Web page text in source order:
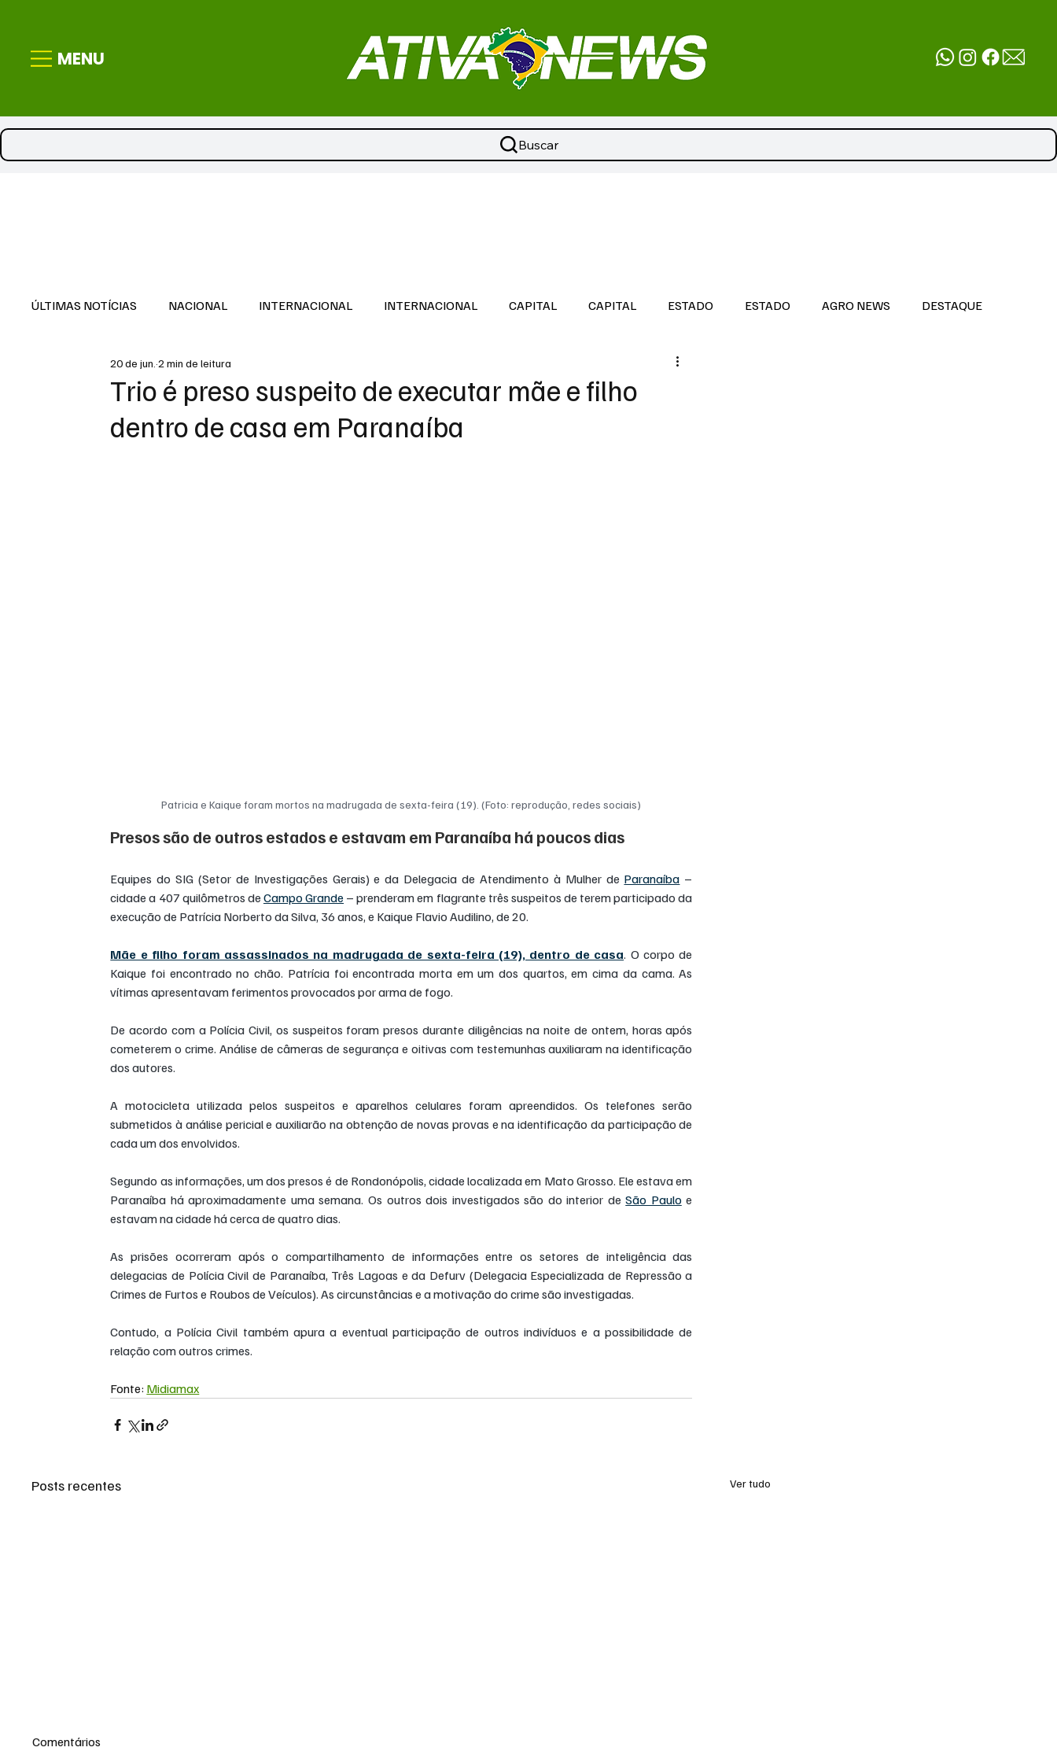
MENU
Buscar
ÚLTIMAS NOTÍCIAS NACIONAL INTERNACIONAL INTERNACIONAL CAPITAL CAPITAL ESTADO ESTADO AGRO NEWS DESTAQUE
DESTAQUE
Trio é preso suspeito de executar mãe e filho
dentro de casa em Paranaíba
20 de jun.2 min de leitura
Patricia e Kaique foram mortos na madrugada de sexta-feira (19). (Foto: reprodução, redes sociais)
Presos são de outros estados e estavam em Paranaíba há poucos dias
Equipes do SIG (Setor de Investigações Gerais) e da Delegacia de Atendimento à Mulher de Paranaíba –
cidade a 407 quilômetros de Campo Grande – prenderam em flagrante três suspeitos de terem participado da
execução de Patrícia Norberto da Silva, 36 anos, e Kaique Flavio Audilino, de 20.
Mãe e filho foram assassinados na madrugada de sexta-feira (19), dentro de casa. O corpo de
Kaique foi encontrado no chão. Patrícia foi encontrada morta em um dos quartos, em cima da cama. As
vítimas apresentavam ferimentos provocados por arma de fogo.
De acordo com a Polícia Civil, os suspeitos foram presos durante diligências na noite de ontem, horas após
cometerem o crime. Análise de câmeras de segurança e oitivas com testemunhas auxiliaram na identificação
dos autores.
A motocicleta utilizada pelos suspeitos e aparelhos celulares foram apreendidos. Os telefones serão
submetidos à análise pericial e auxiliarão na obtenção de novas provas e na identificação da participação de
cada um dos envolvidos.
Segundo as informações, um dos presos é de Rondonópolis, cidade localizada em Mato Grosso. Ele estava em
Paranaíba há aproximadamente uma semana. Os outros dois investigados são do interior de São Paulo e
estavam na cidade há cerca de quatro dias.
As prisões ocorreram após o compartilhamento de informações entre os setores de inteligência das
delegacias de Polícia Civil de Paranaíba, Três Lagoas e da Defurv (Delegacia Especializada de Repressão a
Crimes de Furtos e Roubos de Veículos). As circunstâncias e a motivação do crime são investigadas.
Contudo, a Polícia Civil também apura a eventual participação de outros indivíduos e a possibilidade de
relação com outros crimes.
Fonte: Midiamax
Posts recentes Ver tudo
Comentários